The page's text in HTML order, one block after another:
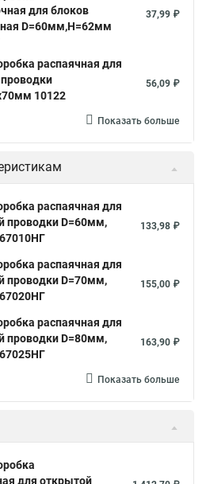
для блоков
D=60мм,Н=62мм
37,99 ₽
распаячная для
10122
56,09 ₽
Показать больше
распаячная для
проводки D=60мм,
133,98 ₽
распаячная для
проводки D=70мм,
155,00 ₽
распаячная для
проводки D=80мм,
163,90 ₽
Показать больше
для открытой